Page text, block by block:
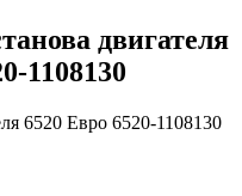
двигателя
1108130